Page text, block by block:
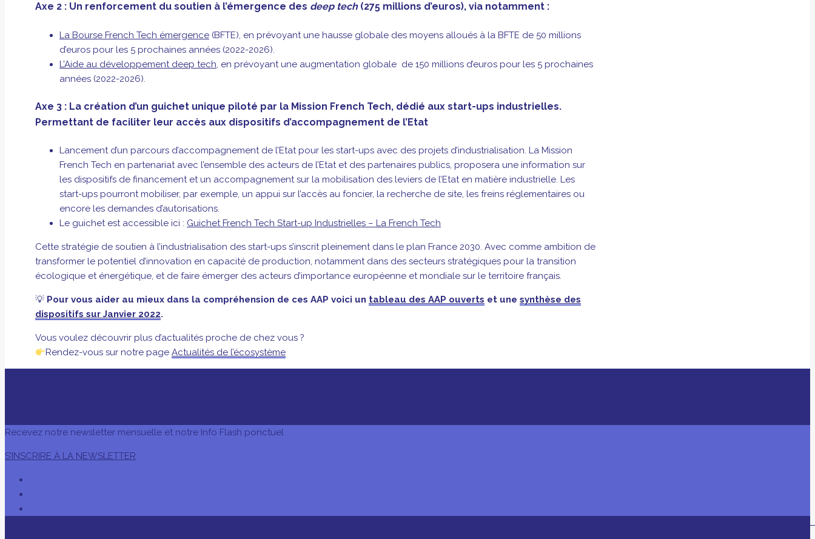
Axe 2 : Un renforcement du soutien à l’émergence des deep tech(275 millions d’euros), via notamment :
La Bourse French Tech émergence (BFTE), en prévoyant une hausse globale des moyens alloués à la BFTE de 50 millions
d’euros pour les 5 prochaines années (2022-2026).
L’Aide au développement deep tech, en prévoyant une augmentation globale de 150 millions d’euros pour les 5 prochaines
années (2022-2026).
Axe 3 : La création d’un guichet unique piloté par la Mission French Tech, dédié aux start-ups industrielles.
Permettant de faciliter leur accès aux dispositifs d’accompagnement de l’Etat
Lancement d’un parcours d’accompagnement de l’Etat pour les start-ups avec des projets d’industrialisation. La Mission
French Tech en partenariat avec l’ensemble des acteurs de l’Etat et des partenaires publics, proposera une information sur
les dispositifs de financement et un accompagnement sur la mobilisation des leviers de l’Etat en matière industrielle. Les
start-ups pourront mobiliser, par exemple, un appui sur l’accès au foncier, la recherche de site, les freins réglementaires ou
encore les demandes d’autorisations.
Le guichet est accessible ici : Guichet French Tech Start-up Industrielles – La French Tech
Cette stratégie de soutien à l’industrialisation des start-ups s’inscrit pleinement dans le plan France 2030. Avec comme ambition de
transformer le potentiel d’innovation en capacité de production, notamment dans des secteurs stratégiques pour la transition
écologique et énergétique, et de faire émerger des acteurs d’importance européenne et mondiale sur le territoire français.
💡 Pour vous aider au mieux dans la compréhension de ces AAP voici un tableau des AAP ouverts et une synthèse des
dispositifs sur Janvier 2022.
Vous voulez découvrir plus d’actualités proche de chez vous ?
Rendez-vous sur notre pageActualités de l’écosystème
Recevez notre newsletter mensuelle et notre Info Flash ponctuel
S’INSCRIRE À LA NEWSLETTER